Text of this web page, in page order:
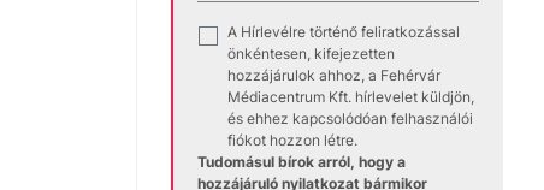
A Hírlevélre történő feliratkozással
önkéntesen, kifejezetten
hozzájárulok ahhoz, a Fehérvár
Médiacentrum Kft. hírlevelet küldjön,
és ehhez kapcsolódóan felhasználói
fiókot hozzon létre.
Tudomásul bírok arról, hogy a
hozzájáruló nyilatkozat bármikor